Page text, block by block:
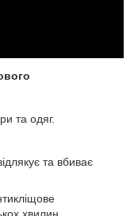
та одяг.
та вбиває
хвилин.